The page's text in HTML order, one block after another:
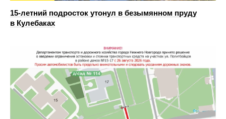
15-летний подросток утонул в безымянном пруду
в Кулебаках